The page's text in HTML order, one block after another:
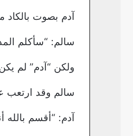
آدم بصوت بالكاد
سالم: “سأكلم
ولكن “آدم” لم
سالم وقد ارتعب
آدم: “أقسم